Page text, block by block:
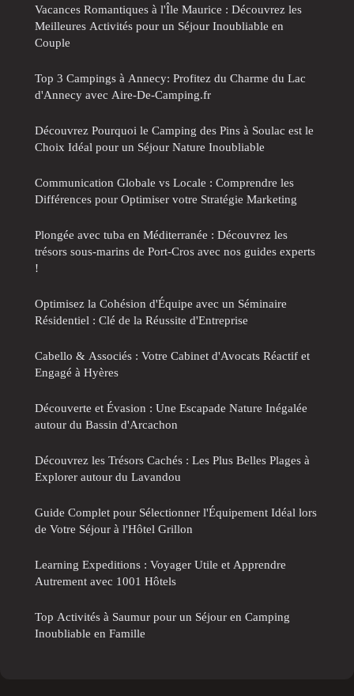
Vacances Romantiques à l'Île Maurice : Découvrez les
Meilleures Activités pour un Séjour Inoubliable en
Couple
Top 3 Campings à Annecy: Profitez du Charme du Lac
d'Annecy avec Aire-De-Camping.fr
Découvrez Pourquoi le Camping des Pins à Soulac est le
Choix Idéal pour un Séjour Nature Inoubliable
Communication Globale vs Locale : Comprendre les
Différences pour Optimiser votre Stratégie Marketing
Plongée avec tuba en Méditerranée : Découvrez les
trésors sous-marins de Port-Cros avec nos guides experts
!
Optimisez la Cohésion d'Équipe avec un Séminaire
Résidentiel : Clé de la Réussite d'Entreprise
Cabello & Associés : Votre Cabinet d'Avocats Réactif et
Engagé à Hyères
Découverte et Évasion : Une Escapade Nature Inégalée
autour du Bassin d'Arcachon
Découvrez les Trésors Cachés : Les Plus Belles Plages à
Explorer autour du Lavandou
Guide Complet pour Sélectionner l'Équipement Idéal lors
de Votre Séjour à l'Hôtel Grillon
Learning Expeditions : Voyager Utile et Apprendre
Autrement avec 1001 Hôtels
Top Activités à Saumur pour un Séjour en Camping
Inoubliable en Famille